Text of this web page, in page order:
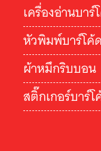
เครื่องอ่านบา
หัวพิมพ์บาร์โค้ด
ผ้าหมึกริบบอน
สติ๊กเกอร์บาร์โ